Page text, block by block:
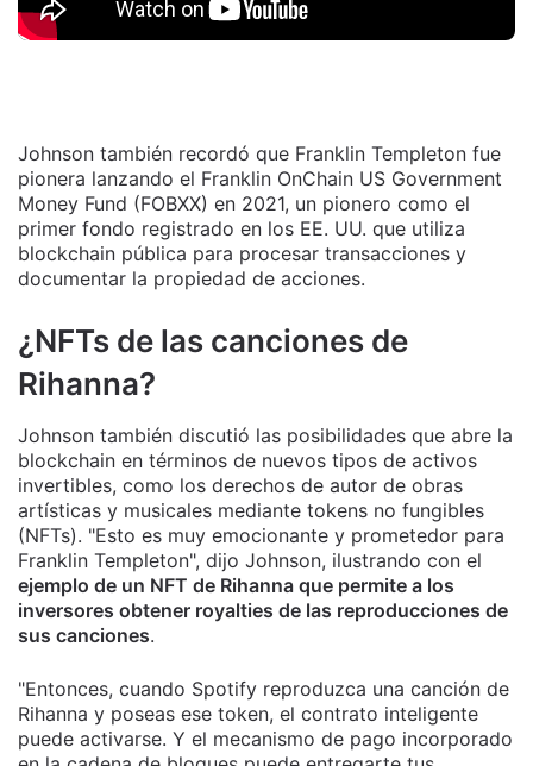
Johnson también recordó que Franklin Templeton fue
pionera lanzando el Franklin OnChain US Government
Money Fund (FOBXX) en 2021, un pionero como el
primer fondo registrado en los EE. UU. que utiliza
blockchain pública para procesar transacciones y
documentar la propiedad de acciones.
¿NFTs de las canciones de
Rihanna?
Johnson también discutió las posibilidades que abre la
blockchain en términos de nuevos tipos de activos
invertibles, como los derechos de autor de obras
artísticas y musicales mediante tokens no fungibles
(NFTs). "Esto es muy emocionante y prometedor para
Franklin Templeton", dijo Johnson, ilustrando con el
ejemplo de un NFT de Rihanna que permite a los
inversores obtener royalties de las reproducciones de
sus canciones.
"Entonces, cuando Spotify reproduzca una canción de
Rihanna y poseas ese token, el contrato inteligente
puede activarse. Y el mecanismo de pago incorporado